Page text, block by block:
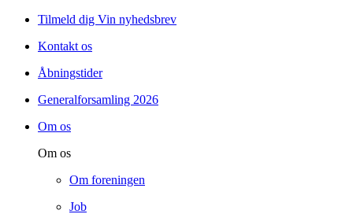
Tilmeld dig Vin nyhedsbrev
Kontakt os
Åbningstider
Generalforsamling 2026
Om os
Om os
Om foreningen
Job